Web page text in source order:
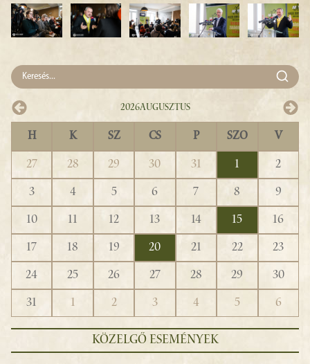
2026Augusztus
H K SZ CS P SZO V
27 28 29 30 31 1
2
3
4 5 6 7 8
9
10
11 12 13 14 15
16
17
18 19 20 21 22
23
24
25 26 27 28 29
30
31
1 2 3 4 5 6
KÖZELGŐ ESEMÉNYEK